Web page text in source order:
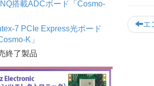
搭載ADCボード「Cosmo-
7 PCIe Express光ボード
K」
終了製品
エ